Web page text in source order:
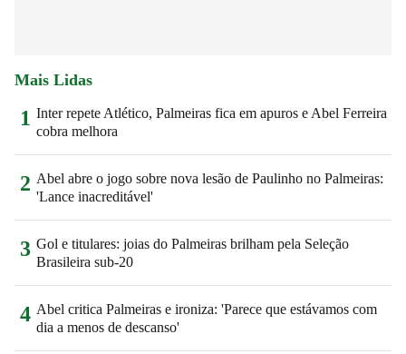
Mais Lidas
1 Inter repete Atlético, Palmeiras fica em apuros e Abel Ferreira
cobra melhora
2 Abel abre o jogo sobre nova lesão de Paulinho no Palmeiras:
'Lance inacreditável'
3 Gol e titulares: joias do Palmeiras brilham pela Seleção
Brasileira sub-20
4 Abel critica Palmeiras e ironiza: 'Parece que estávamos com
dia a menos de descanso'